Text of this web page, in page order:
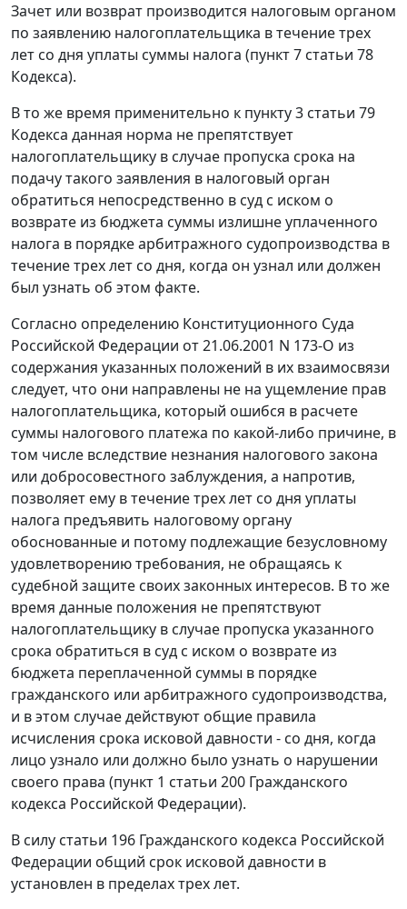
Зачет или возврат производится налоговым органом
по заявлению налогоплательщика в течение трех
лет со дня уплаты суммы налога (пункт 7 статьи 78
Кодекса).
В то же время применительно к пункту 3 статьи 79
Кодекса данная норма не препятствует
налогоплательщику в случае пропуска срока на
подачу такого заявления в налоговый орган
обратиться непосредственно в суд с иском о
возврате из бюджета суммы излишне уплаченного
налога в порядке арбитражного судопроизводства в
течение трех лет со дня, когда он узнал или должен
был узнать об этом факте.
Согласно определению Конституционного Суда
Российской Федерации от 21.06.2001 N 173-О из
содержания указанных положений в их взаимосвязи
следует, что они направлены не на ущемление прав
налогоплательщика, который ошибся в расчете
суммы налогового платежа по какой-либо причине, в
том числе вследствие незнания налогового закона
или добросовестного заблуждения, а напротив,
позволяет ему в течение трех лет со дня уплаты
налога предъявить налоговому органу
обоснованные и потому подлежащие безусловному
удовлетворению требования, не обращаясь к
судебной защите своих законных интересов. В то же
время данные положения не препятствуют
налогоплательщику в случае пропуска указанного
срока обратиться в суд с иском о возврате из
бюджета переплаченной суммы в порядке
гражданского или арбитражного судопроизводства,
и в этом случае действуют общие правила
исчисления срока исковой давности - со дня, когда
лицо узнало или должно было узнать о нарушении
своего права (пункт 1 статьи 200 Гражданского
кодекса Российской Федерации).
В силу статьи 196 Гражданского кодекса Российской
Федерации общий срок исковой давности в
установлен в пределах трех лет.